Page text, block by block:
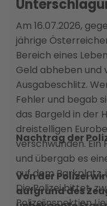
Am 16.07.2026,
jährige
Bereich eines
Geld abheben und
Ausgabeschlitz.
Fehler und begab
das Bargeld in der
dreistelligen
verschwunden. Ein
und übergab es
auf dem Parkplatz,
Die Polizei bittet,
Polizeiinspektion
Nachtrag der
Von der Polizei
aufgrund des